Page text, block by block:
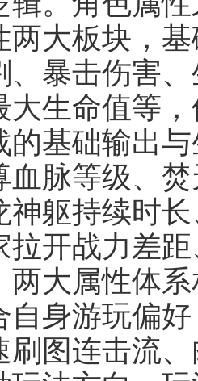
两大板块，
、暴击伤害
大生命值等
的基础输出
血脉等级、
神躯持续时
拉开战力差
两大属性体
自身游玩偏
刷图连击流